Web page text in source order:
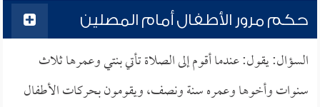
حكم مرور الأطفال أمام المصلين
السؤال: يقول: عندما أقوم إلى الصلاة تأتي بنتي وعمرها ثلاث
سنوات وأخوها وعمره سنة ونصف، ويقومون بحركات الأطفال